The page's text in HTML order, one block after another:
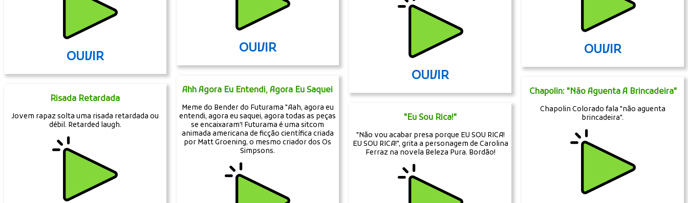
OUVIR
Risada Retardada
Jovem rapaz solta uma risada retardada ou
débil. Retarded laugh.
OUVIR
Ahh Agora Eu Entendi, Agora Eu Saquei
Meme do Bender do Futurama "Aah, agora eu
entendi, agora eu saquei, agora todas as peças
se encaixaram'! Futurama é uma sitcom
animada americana de ficção científica criada
por Matt Groening, o mesmo criador dos Os
Simpsons.
OUVIR
"Eu Sou Rica!"
"Não vou acabar presa porque EU SOU RICA!
EU SOU RICA!", grita a personagem de Carolina
Ferraz na novela Beleza Pura. Bordão!
OUVIR
Chapolin: "Não Aguenta A Brincadeira"
Chapolin Colorado fala "não aguenta
brincadeira".